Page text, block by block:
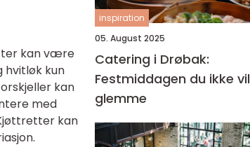
kan være
hvitløk kun
kan
med
kan
inspiration
05. August 2025
Catering i Drøbak:
Festmiddagen du ikke vil
glemme